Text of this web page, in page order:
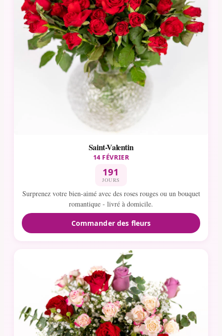
Saint-Valentin
14 FÉVRIER
191
JOURS
Surprenez votre bien-aimé avec des roses rouges ou un bouquet
romantique - livré à domicile.
Commander des fleurs